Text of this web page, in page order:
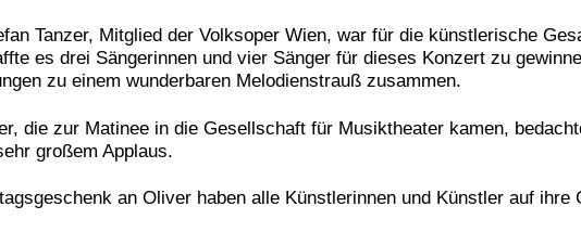
Tanzer, Mitglied der Volksoper Wien, war für die künstlerische
es drei Sängerinnen und vier Sänger für dieses Konzert zu
zu einem wunderbaren Melodienstrauß zusammen.
die zur Matinee in die Gesellschaft für Musiktheater kamen,
großem Applaus.
an Oliver haben alle Künstlerinnen und Künstler auf ihre